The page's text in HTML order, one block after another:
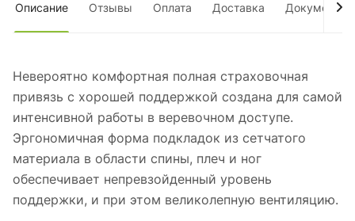
Описание Отзывы Оплата Доставка Документы
Невероятно комфортная полная страховочная
привязь с хорошей поддержкой создана для самой
интенсивной работы в веревочном доступе.
Эргономичная форма подкладок из сетчатого
материала в области спины, плеч и ног
обеспечивает непревзойденный уровень
поддержки, и при этом великолепную вентиляцию.